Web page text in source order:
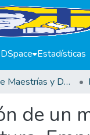
Estadísticas
Trabajos de Maestrías y Doctorados
de un